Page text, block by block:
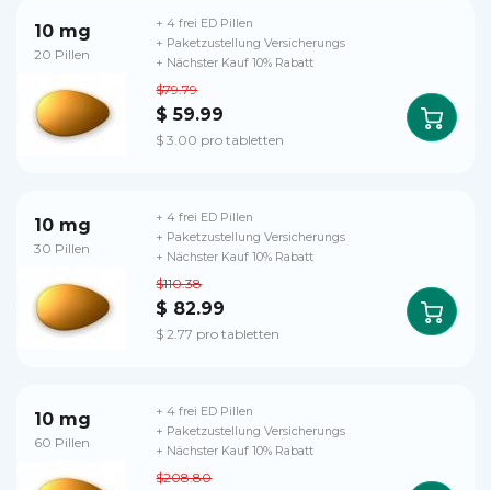
10 mg
20 Pillen
$79.79
$ 59.99
$ 3.00 pro tabletten
+ 4 frei ED Pillen
+ Paketzustellung Versicherungs
+ Nächster Kauf 10% Rabatt
10 mg
30 Pillen
$110.38
$ 82.99
$ 2.77 pro tabletten
+ 4 frei ED Pillen
+ Paketzustellung Versicherungs
+ Nächster Kauf 10% Rabatt
10 mg
60 Pillen
$208.80
+ 4 frei ED Pillen
+ Paketzustellung Versicherungs
+ Nächster Kauf 10% Rabatt